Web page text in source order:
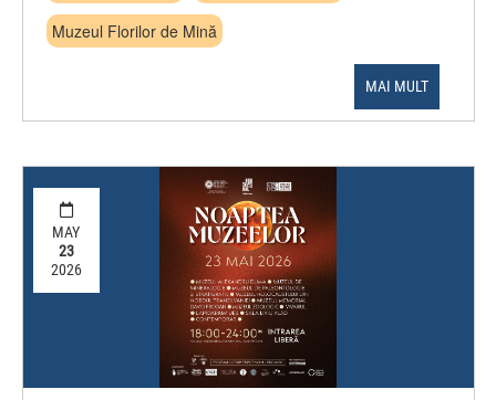
Muzeul Florilor de Mină
MAI MULT
MAY
23
2026